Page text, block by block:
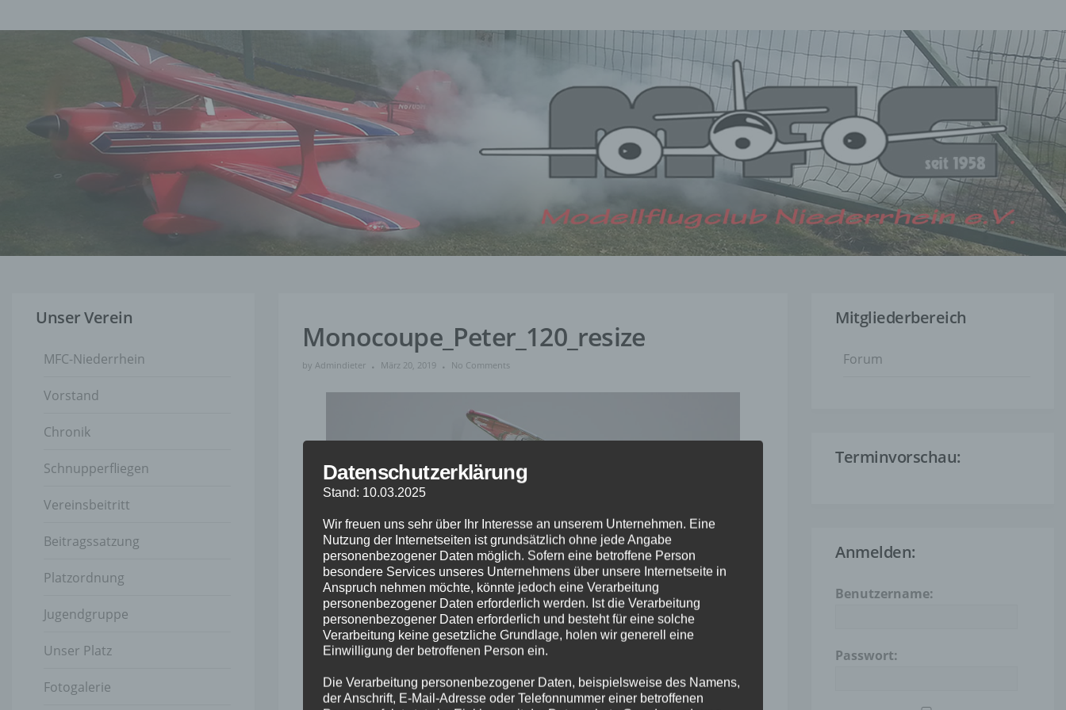
Unser Verein
MFC-Niederrhein
Vorstand
Chronik
Schnupperfliegen
Vereinsbeitritt
Beitragssatzung
Platzordnung
Jugendgruppe
Unser Platz
Fotogalerie
Monocoupe_Peter_120_resize
by Admindieter März 20, 2019 No Comments
Mitgliederbereich
Forum
Terminvorschau:
Anmelden:
Benutzername:
Passwort:
Datenschutzerklärung
Stand: 10.03.2025
Wir freuen uns sehr über Ihr Interesse an unserem Unternehmen. Eine
Nutzung der Internetseiten ist grundsätzlich ohne jede Angabe
personenbezogener Daten möglich. Sofern eine betroffene Person
besondere Services unseres Unternehmens über unsere Internetseite in
Anspruch nehmen möchte, könnte jedoch eine Verarbeitung
personenbezogener Daten erforderlich werden. Ist die Verarbeitung
personenbezogener Daten erforderlich und besteht für eine solche
Verarbeitung keine gesetzliche Grundlage, holen wir generell eine
Einwilligung der betroffenen Person ein.
Die Verarbeitung personenbezogener Daten, beispielsweise des Namens,
der Anschrift, E-Mail-Adresse oder Telefonnummer einer betroffenen